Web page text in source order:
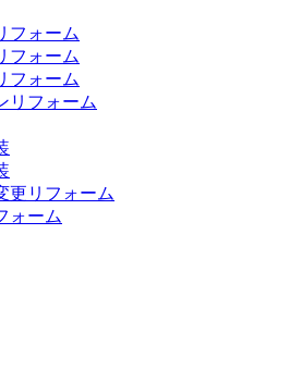
フォーム
フォーム
フォーム
リフォーム
更リフォーム
ォーム